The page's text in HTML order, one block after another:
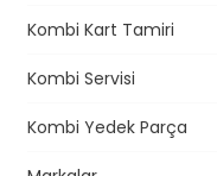
Kombi Kart Tamiri
Kombi Servisi
Kombi Yedek Parça